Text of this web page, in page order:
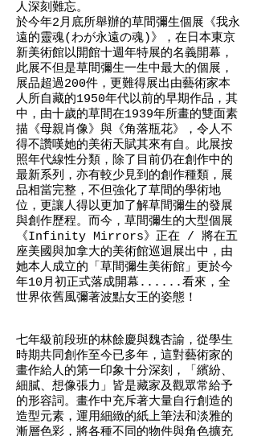
人深刻難忘。
於今年2月底所舉辦的草間彌生個展《我永
遠的靈魂(わが永遠の魂)》，在日本東京
新美術館以開館十週年特展的名義開幕，
此展不但是草間彌生一生中最大的個展，
展品超過200件，更難得展出由藝術家本
人所自藏的1950年代以前的早期作品，其
中，由十歲的草間在1939年所畫的雙面素
描《母親肖像》與《角落瓶花》，令人不
得不讚嘆她的美術天賦其來有自。此展按
照年代線性分類，除了目前仍在創作中的
最新系列，亦有較少見到的創作種類，展
品相當完整，不但強化了草間的學術地
位，更讓人得以更加了解草間彌生的發展
與創作歷程。而今，草間彌生的大型個展
《Infinity Mirrors》正在 / 將在五
座美國與加拿大的美術館巡迴展出中，由
她本人成立的「草間彌生美術館」更於今
年10月初正式落成開幕......看來，全
世界依舊風彌著波點女王的姿態！
七年級前段班的林餘慶與魏杏諭，從學生
時期共同創作至今已多年，這對藝術家的
畫作給人的第一印象十分深刻，「繽紛、
細膩、想像張力」皆是藏家及觀眾常給予
的形容詞。畫作中充斥著大量自行創造的
造型元素，運用細緻的紙上筆法和淡雅的
漸層色彩，將各種不同的物件與角色擴充